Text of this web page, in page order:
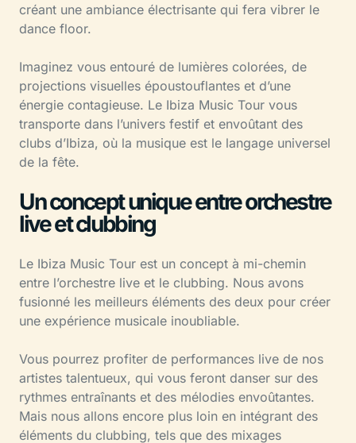
créant une ambiance électrisante qui fera vibrer le
dance floor.
Imaginez vous entouré de lumières colorées, de
projections visuelles époustouflantes et d’une
énergie contagieuse. Le Ibiza Music Tour vous
transporte dans l’univers festif et envoûtant des
clubs d’Ibiza, où la musique est le langage universel
de la fête.
Un concept unique entre orchestre
live et clubbing
Le Ibiza Music Tour est un concept à mi-chemin
entre l’orchestre live et le clubbing. Nous avons
fusionné les meilleurs éléments des deux pour créer
une expérience musicale inoubliable.
Vous pourrez profiter de performances live de nos
artistes talentueux, qui vous feront danser sur des
rythmes entraînants et des mélodies envoûtantes.
Mais nous allons encore plus loin en intégrant des
éléments du clubbing, tels que des mixages